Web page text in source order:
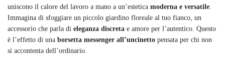
uniscono il calore del lavoro a mano a un’estetica moderna e versatile
Immagina di sfoggiare un piccolo giardino floreale al tuo fianco, un
accessorio che parla di eleganza discreta e amore per l’autentico. Questo
è l’effetto di una borsetta messenger all’uncinetto pensata per chi non
si accontenta dell’ordinario.